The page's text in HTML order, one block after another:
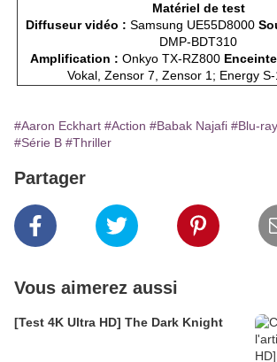
Matériel de test
Diffuseur vidéo : Samsung UE55D8000
DMP-BDT310
Amplification : Onkyo TX-RZ800
Vokal, Zensor 7, Zensor 1; Energy
#Aaron Eckhart #Action #Babak Najafi #Blu-ray
#Série B #Thriller
Partager
Vous aimerez aussi
[Test 4K Ultra HD] The Dark Knight